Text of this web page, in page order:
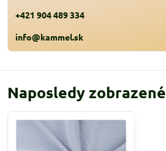
+421 904 489 334
info@kammel.sk
Naposledy zobrazené